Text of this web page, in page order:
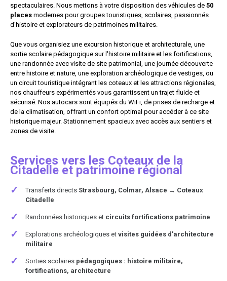
spectaculaires. Nous mettons à votre disposition des véhicules de 50
places modernes pour groupes touristiques, scolaires, passionnés
d'histoire et explorateurs de patrimoines militaires.
Que vous organisiez une excursion historique et architecturale, une
sortie scolaire pédagogique sur l'histoire militaire et les fortifications,
une randonnée avec visite de site patrimonial, une journée découverte
entre histoire et nature, une exploration archéologique de vestiges, ou
un circuit touristique intégrant les coteaux et les attractions régionales,
nos chauffeurs expérimentés vous garantissent un trajet fluide et
sécurisé. Nos autocars sont équipés du WiFi, de prises de recharge et
de la climatisation, offrant un confort optimal pour accéder à ce site
historique majeur. Stationnement spacieux avec accès aux sentiers et
zones de visite.
Services vers les Coteaux de la
Citadelle et patrimoine régional
✓ Transferts directs Strasbourg, Colmar, Alsace → Coteaux
Citadelle
✓ Randonnées historiques et circuits fortifications patrimoine
✓ Explorations archéologiques et visites guidées d'architecture
militaire
✓ Sorties scolaires pédagogiques : histoire militaire,
fortifications, architecture